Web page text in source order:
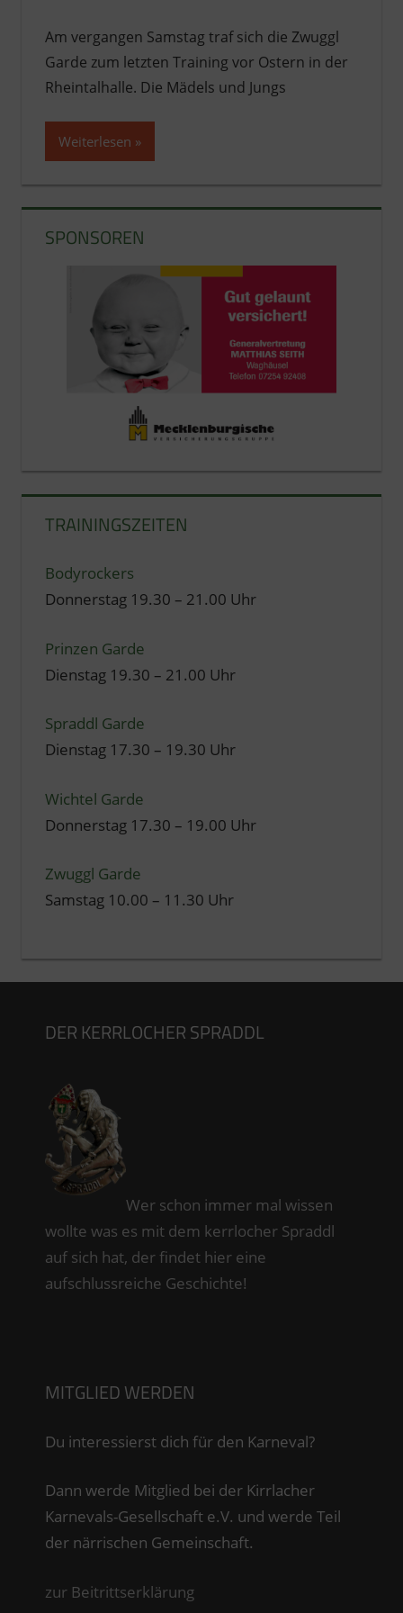
Am vergangen Samstag traf sich die Zwuggl
Garde zum letzten Training vor Ostern in der
Rheintalhalle. Die Mädels und Jungs
Weiterlesen
SPONSOREN
TRAININGSZEITEN
Bodyrockers
Donnerstag 19.30 – 21.00 Uhr
Prinzen Garde
Dienstag 19.30 – 21.00 Uhr
Spraddl Garde
Dienstag 17.30 – 19.30 Uhr
Wichtel Garde
Donnerstag 17.30 – 19.00 Uhr
Zwuggl Garde
Samstag 10.00 – 11.30 Uhr
DER KERRLOCHER SPRADDL
Wer schon immer mal wissen
wollte was es mit dem kerrlocher Spraddl
auf sich hat, der findet hier eine
aufschlussreiche Geschichte!
MITGLIED WERDEN
Du interessierst dich für den Karneval?
Dann werde Mitglied bei der Kirrlacher
Karnevals-Gesellschaft e.V. und werde Teil
der närrischen Gemeinschaft.
zur Beitrittserklärung